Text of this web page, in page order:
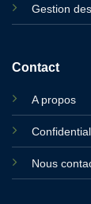
Gestion
Contact
A propos
Nous